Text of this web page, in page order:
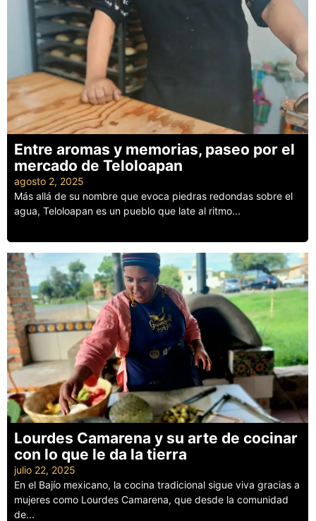
Entre aromas y memorias, paseo por el
mercado de Teloloapan
agosto 2, 2025
Más allá de su nombre que evoca piedras redondas sobre el
agua, Teloloapan es un pueblo que late al ritmo...
Lourdes Camarena y su arte de cocinar
con lo que le da la tierra
julio 22, 2025
En el Bajío mexicano, la cocina tradicional sigue viva gracias a
mujeres como Lourdes Camarena, que desde la comunidad
de...